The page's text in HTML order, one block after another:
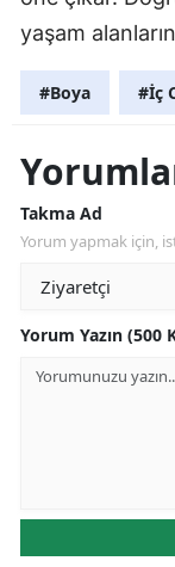
yaşam
#Boya #İç
Takma Ad
Yorum yapmak için,
Yorum Yazın (500